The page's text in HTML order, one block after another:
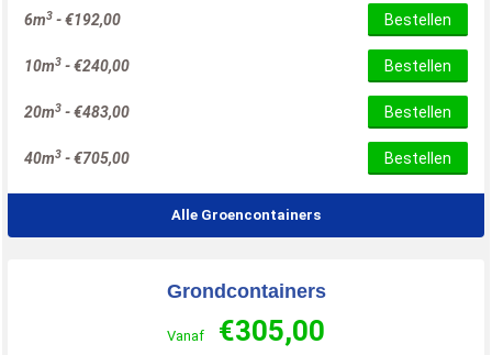
6m3 -€192,00 Bestellen
10m3 -€240,00 Bestellen
20m3 -€483,00 Bestellen
40m3 -€705,00 Bestellen
Alle Groencontainers
Grondcontainers
Vanaf €305,00